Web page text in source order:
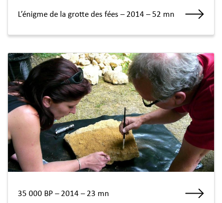
L’énigme de la grotte des fées – 2014 – 52 mn
35 000 BP – 2014 – 23 mn